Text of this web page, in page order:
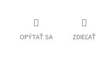
OPÝTAŤ SA ZDIEĽAŤ